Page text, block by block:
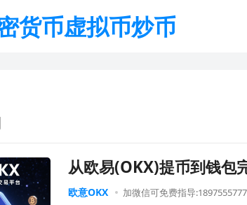
货币虚拟币炒币
从欧易(OKX)提币到钱包
欧意OKX 加微信可免费指导